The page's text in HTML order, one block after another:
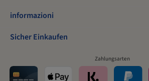
finestra separata! La creazione della scheda
un po' di tempo, poiché le informazioni
download sono forniti da
informazioni
Sicher Einkaufen
Zahlungsarten